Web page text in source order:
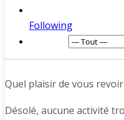
Following
Quel plaisir de vous
Désolé, aucune activité